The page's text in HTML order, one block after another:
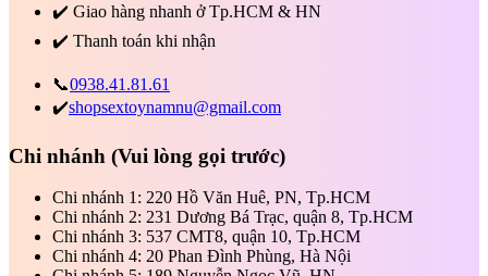
✔️ Giao hàng nhanh ở Tp.HCM & HN
✔️ Thanh toán khi nhận
📞0938.41.81.61
✔️shopsextoynamnu@gmail.com
Chi nhánh (Vui lòng gọi trước)
Chi nhánh 1: 220 Hồ Văn Huê, PN, Tp.HCM
Chi nhánh 2: 231 Dương Bá Trạc, quận 8, Tp.HCM
Chi nhánh 3: 537 CMT8, quận 10, Tp.HCM
Chi nhánh 4: 20 Phan Đình Phùng, Hà Nội